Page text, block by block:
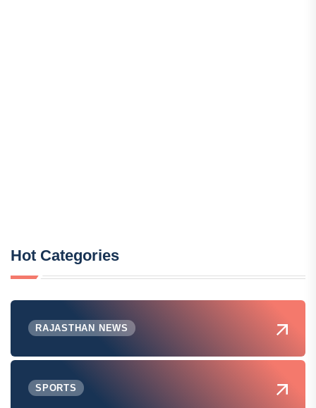
Hot Categories
RAJASTHAN NEWS
SPORTS